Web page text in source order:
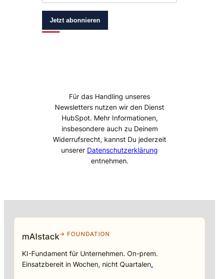
Jetzt abonnieren
Für das Handling unseres
Newsletters nutzen wir den Dienst
HubSpot. Mehr Informationen,
insbesondere auch zu Deinem
Widerrufsrecht, kannst Du jederzeit
unserer Datenschutzerklärung
entnehmen.
mAIstack→ FOUNDATION
KI-Fundament für Unternehmen. On-prem.
Einsatzbereit in Wochen, nicht Quartalen.